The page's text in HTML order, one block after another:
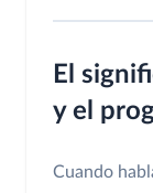
El
y el
Cuando